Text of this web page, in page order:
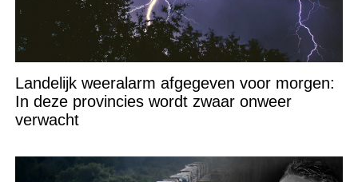
Landelijk weeralarm afgegeven voor morgen:
In deze provincies wordt zwaar onweer
verwacht